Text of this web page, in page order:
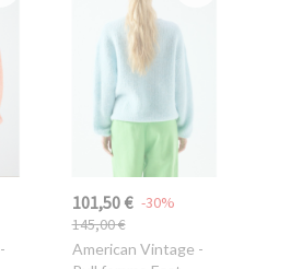
-
101,50 €
145,00 €
-30%
American Vintage -